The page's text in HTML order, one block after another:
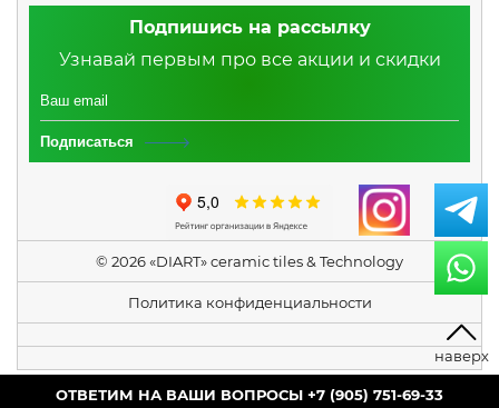
Подпишись на рассылку
Узнавай первым про все акции и скидки
Подписаться
© 2026 «DIART» ceramic tiles & Technology
Политика конфиденциальности
+7 (905) 751-69-33